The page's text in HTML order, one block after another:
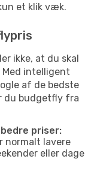
et klik væk.
ikke, at du skal
Med intelligent
af de bedste
du budgetfly fra
priser:
normalt lavere
eller dage